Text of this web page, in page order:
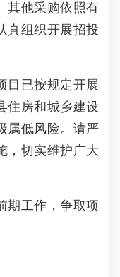
其他采购依照有
真组织开展招投
已按规定开展
住房和城乡建设
属低风险。请严
，切实维护广大
工作，争取项